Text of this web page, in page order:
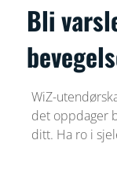
Bli
WiZ-
det oppdager
ditt. Ha ro i